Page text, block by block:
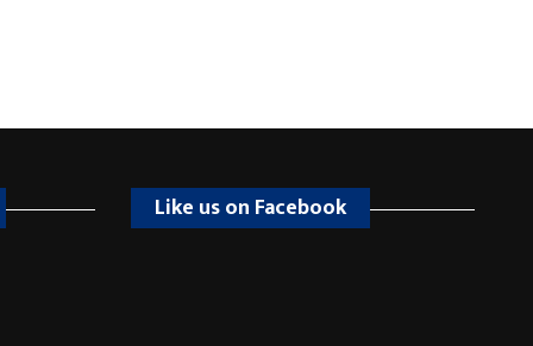
Like us on Facebook